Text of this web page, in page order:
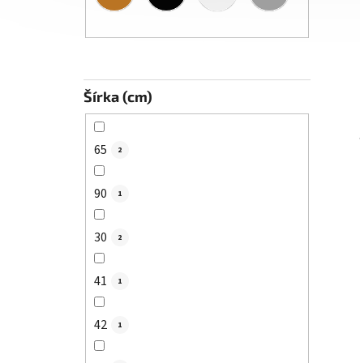
Šírka (cm)
65 2
90 1
30 2
41 1
42 1